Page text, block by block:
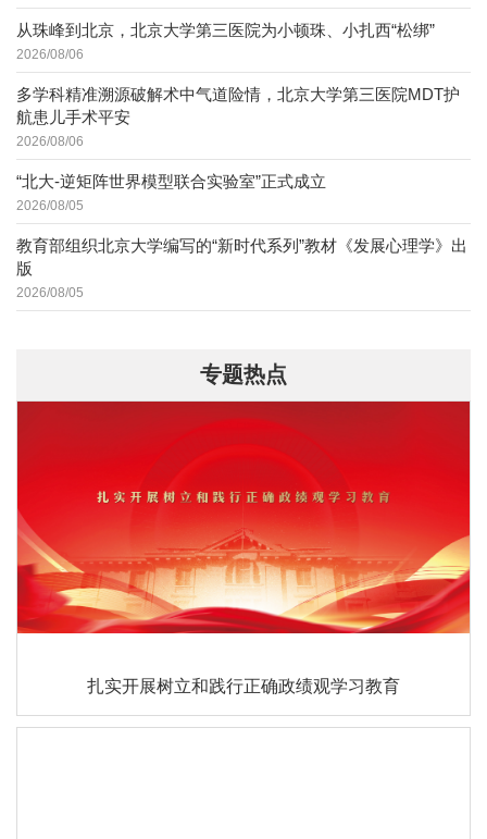
从珠峰到北京，北京大学第三医院为小顿珠、小扎西“松绑”
2026/08/06
多学科精准溯源破解术中气道险情，北京大学第三医院MDT护
航患儿手术平安
2026/08/06
“北大-逆矩阵世界模型联合实验室”正式成立
2026/08/05
教育部组织北京大学编写的“新时代系列”教材《发展心理学》出
版
2026/08/05
专题热点
扎实开展树立和践行正确政绩观学习教育